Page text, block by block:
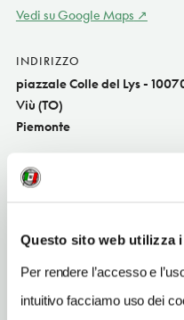
Questo sito web utilizza
Per rendere l’accesso e
intuitivo facciamo uso dei
Vedi su Google Maps
INDIRIZZO
piazzale Colle del Lys -
Viù (TO)
Piemonte
www.colledellys.it
segre@colledellys.it
TELEFONO
0119532286